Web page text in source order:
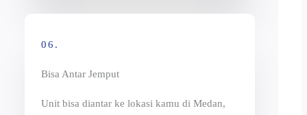
06.
Bisa Antar Jemput
Unit bisa diantar ke lokasi kamu di Medan,